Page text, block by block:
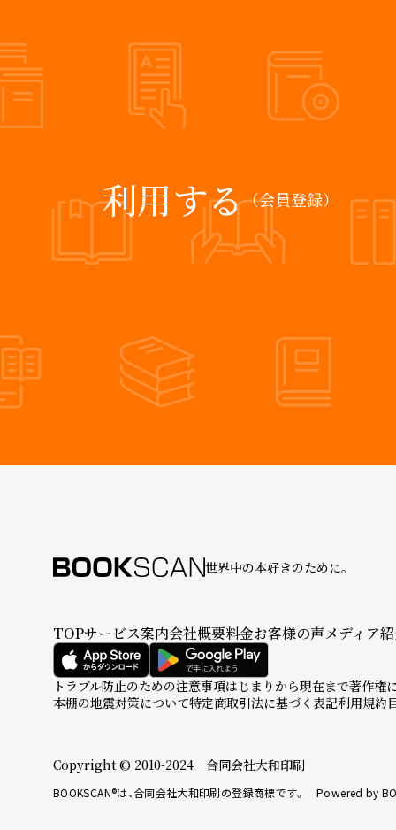
利用する（会員登録）
世界中の本好きのために。
TOPサービス案内会社概要料金お客様の声メディア
トラブル防止のための注意事項はじまりから現在まで著作権
本棚の地震対策について特定商取引法に基づく表記利用規約
Copyright © 2010-2024 合同会社大和印刷
BOOKSCAN®は、合同会社大和印刷の登録商標です。 Powered by